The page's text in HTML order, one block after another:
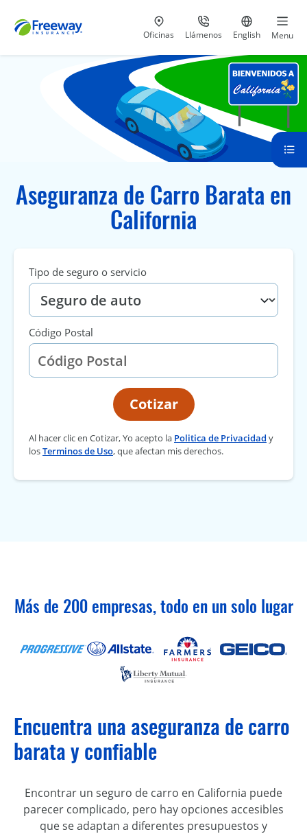
Visita nuestras
Oficinas Llámenos
al 800-441-5533
Ir al sitio
English Menu
Aseguranza de Carro Barata en
California
Tipo de seguro o servicio
Código Postal
Cotizar
Al hacer clic en Cotizar, Yo acepto la Politica de Privacidad y
losTerminos de Uso, que afectan mis derechos.
Más de 200 empresas, todo en un solo lugar
Encuentra una aseguranza de carro
barata y confiable
Encontrar un seguro de carro en California puede
parecer complicado, pero hay opciones accesibles
que se adaptan a diferentes presupuestos y